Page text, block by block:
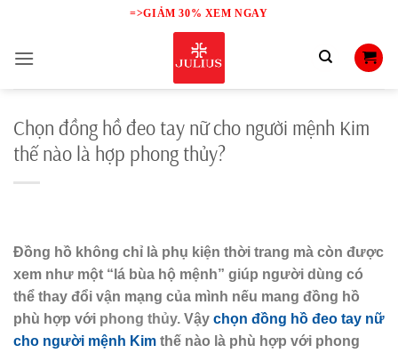
content
=>GIẢM 30% XEM NGAY
Chọn đồng hồ đeo tay nữ cho người mệnh Kim
thế nào là hợp phong thủy?
Đồng hồ không chỉ là phụ kiện thời trang mà còn được
xem như một “lá bùa hộ mệnh” giúp người dùng có
thể thay đổi vận mạng của mình nếu mang đồng hồ
phù hợp với phong thủy. Vậy chọn đồng hồ đeo tay nữ
cho người mệnh Kim thế nào là phù hợp với phong